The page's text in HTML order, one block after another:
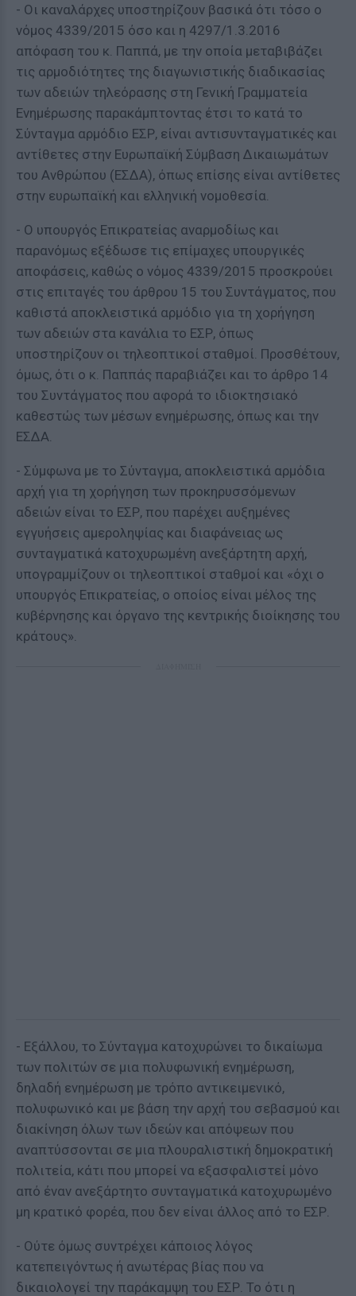
- Οι καναλάρχες υποστηρίζουν βασικά ότι τόσο ο
νόμος 4339/2015 όσο και η 4297/1.3.2016
απόφαση του κ. Παππά, με την οποία μεταβιβάζει
τις αρμοδιότητες της διαγωνιστικής διαδικασίας
των αδειών τηλεόρασης στη Γενική Γραμματεία
Ενημέρωσης παρακάμπτοντας έτσι το κατά το
Σύνταγμα αρμόδιο ΕΣΡ, είναι αντισυνταγματικές και
αντίθετες στην Ευρωπαϊκή Σύμβαση Δικαιωμάτων
του Ανθρώπου (ΕΣΔΑ), όπως επίσης είναι αντίθετες
στην ευρωπαϊκή και ελληνική νομοθεσία.
- Ο υπουργός Επικρατείας αναρμοδίως και
παρανόμως εξέδωσε τις επίμαχες υπουργικές
αποφάσεις, καθώς ο νόμος 4339/2015 προσκρούει
στις επιταγές του άρθρου 15 του Συντάγματος, που
καθιστά αποκλειστικά αρμόδιο για τη χορήγηση
των αδειών στα κανάλια το ΕΣΡ, όπως
υποστηρίζουν οι τηλεοπτικοί σταθμοί. Προσθέτουν,
όμως, ότι ο κ. Παππάς παραβιάζει και το άρθρο 14
του Συντάγματος που αφορά το ιδιοκτησιακό
καθεστώς των μέσων ενημέρωσης, όπως και την
ΕΣΔΑ.
- Σύμφωνα με το Σύνταγμα, αποκλειστικά αρμόδια
αρχή για τη χορήγηση των προκηρυσσόμενων
αδειών είναι το ΕΣΡ, που παρέχει αυξημένες
εγγυήσεις αμεροληψίας και διαφάνειας ως
συνταγματικά κατοχυρωμένη ανεξάρτητη αρχή,
υπογραμμίζουν οι τηλεοπτικοί σταθμοί και «όχι ο
υπουργός Επικρατείας, ο οποίος είναι μέλος της
κυβέρνησης και όργανο της κεντρικής διοίκησης του
κράτους».
- Εξάλλου, το Σύνταγμα κατοχυρώνει το δικαίωμα
των πολιτών σε μια πολυφωνική ενημέρωση,
δηλαδή ενημέρωση με τρόπο αντικειμενικό,
πολυφωνικό και με βάση την αρχή του σεβασμού και
διακίνηση όλων των ιδεών και απόψεων που
αναπτύσσονται σε μια πλουραλιστική δημοκρατική
πολιτεία, κάτι που μπορεί να εξασφαλιστεί μόνο
από έναν ανεξάρτητο συνταγματικά κατοχυρωμένο
μη κρατικό φορέα, που δεν είναι άλλος από το ΕΣΡ.
- Ούτε όμως συντρέχει κάποιος λόγος
κατεπειγόντως ή ανωτέρας βίας που να
δικαιολογεί την παράκαμψη του ΕΣΡ. Το ότι η